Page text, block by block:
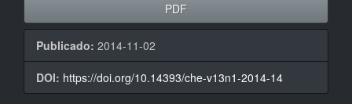
PDF
Publicado: 2014-11-02
DOI: https://doi.org/10.14393/che-v13n1-2014-14